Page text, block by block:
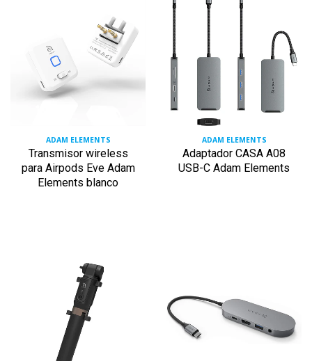
ADAM ELEMENTS
Transmisor wireless
para Airpods Eve Adam
Elements blanco
ADAM ELEMENTS
Adaptador CASA A08
USB-C Adam Elements